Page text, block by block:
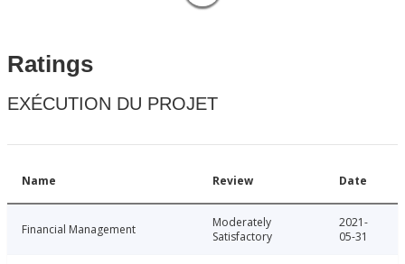
Ratings
EXÉCUTION DU PROJET
Name Review Date
Financial Management
Moderately
Satisfactory
2021-
05-31